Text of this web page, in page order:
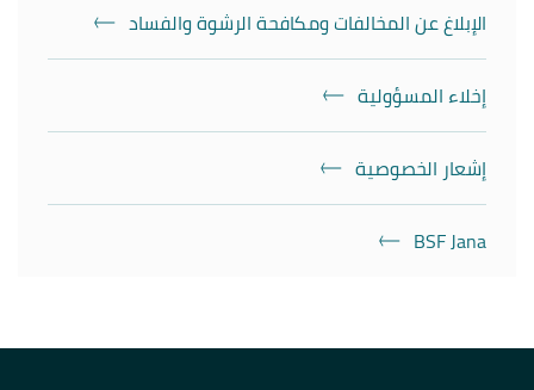
الإبلاغ عن المخالفات ومكافحة الرشوة والفساد
إخلاء المسؤولية
إشعار الخصوصية
BSF Jana